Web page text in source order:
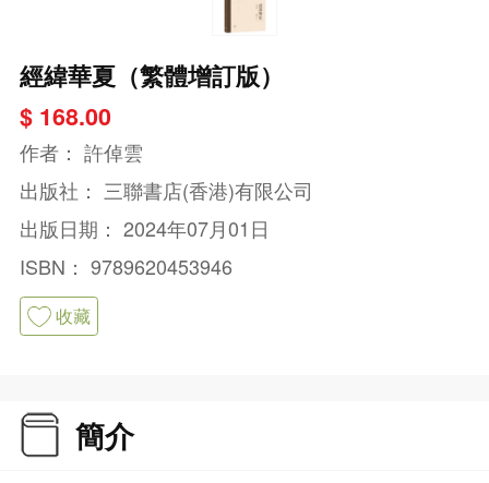
經緯華夏（繁體增訂版）
$ 168.00
作者： 許倬雲
出版社： 三聯書店(香港)有限公司
出版日期： 2024年07月01日
ISBN： 9789620453946
收藏
簡介